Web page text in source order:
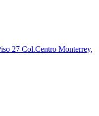
27 Col.Centro Monterrey,